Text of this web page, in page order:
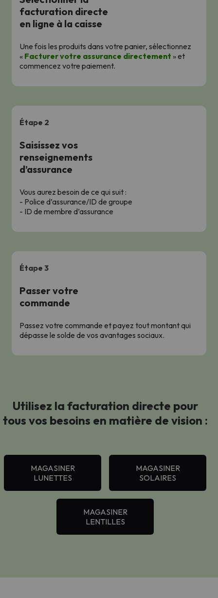
facturation directe
en ligne à la caisse
Une fois les produits dans votre panier, sélectionnez
« Facturer votre assurance directement » et
commencez votre paiement.
Étape 2
Saisissez vos
renseignements
d’assurance
Vous aurez besoin de ce qui suit :
- Police d’assurance/ID de groupe
- ID de membre d’assurance
Étape 3
Passer votre
commande
Passez votre commande et payez tout montant qui
dépasse le solde de vos avantages sociaux.
Utilisez la facturation directe pour
tous vos besoins en matière de vision :
MAGASINER
LUNETTES
MAGASINER
SOLAIRES
MAGASINER
LENTILLES